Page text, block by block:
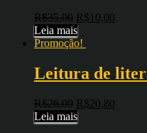
R$35,00 R$ 10,00
Leia mais
Promoção!
Leitura de
R$26,00 R$20,80
Leia mais